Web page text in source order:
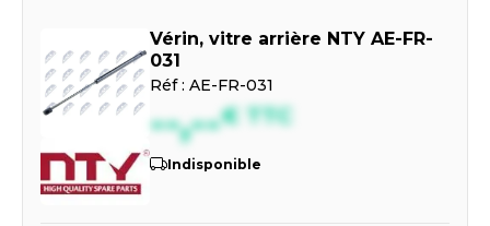
Vérin, vitre arrière NTY AE-FR-
031
Réf : AE-FR-031
--,--€ TTC
Indisponible